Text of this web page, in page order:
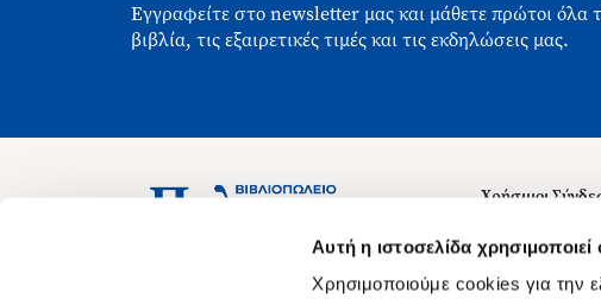
Αυτή η ιστοσελίδα
Χρησιμοποιούμε cookies για την
Εγγραφείτε στο newsletter μας και μάθετε πρώτοι όλα
βιβλία, τις εξαιρετικές τιμές και τις εκδηλώσεις μας.
Ασκληπιού 1-3, Αθήνα 106 79
Χρήσιμοι
Σχετικά με
Θέσεις